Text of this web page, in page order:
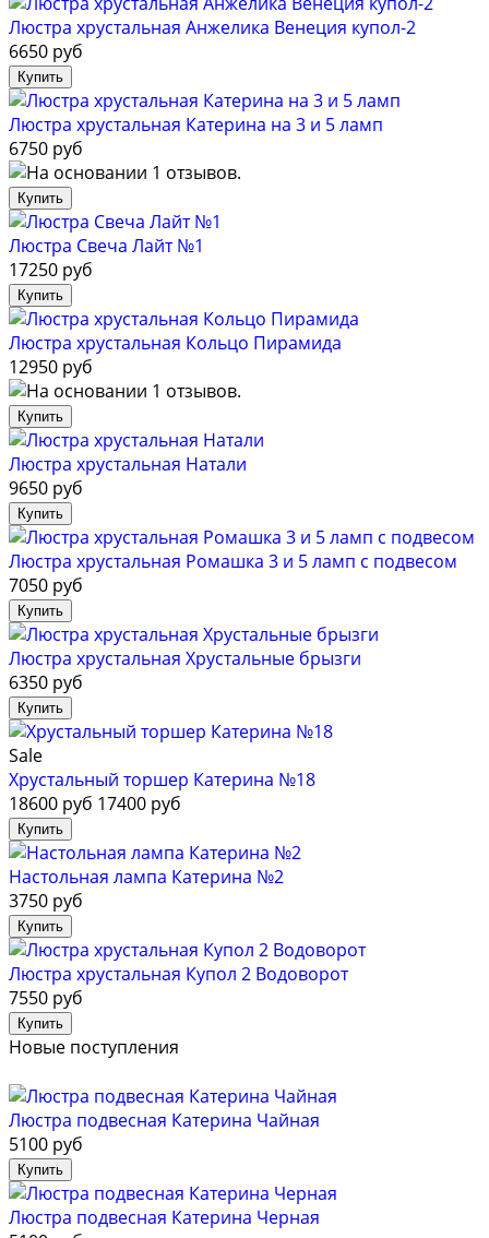
Люстра хрустальная Анжелика Венеция купол-2
6650 руб
Люстра хрустальная Катерина на 3 и 5 ламп
6750 руб
Люстра Свеча Лайт №1
17250 руб
Люстра хрустальная Кольцо Пирамида
12950 руб
Люстра хрустальная Натали
9650 руб
Люстра хрустальная Ромашка 3 и 5 ламп с подвесом
7050 руб
Люстра хрустальная Хрустальные брызги
6350 руб
Sale
Хрустальный торшер Катерина №18
18600 руб 17400 руб
Настольная лампа Катерина №2
3750 руб
Люстра хрустальная Купол 2 Водоворот
7550 руб
Новые поступления
Люстра подвесная Катерина Чайная
5100 руб
Люстра подвесная Катерина Черная